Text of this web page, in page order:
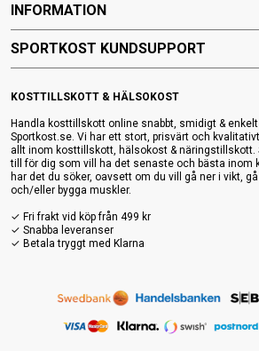
KOSTTILLSKOTT & HÄLSOKOST
Handla kosttillskott online snabbt, smidigt &
Sportkost.se. Vi har ett stort, prisvärt och
allt inom kosttillskott, hälsokost & näringstillskott.
till för dig som vill ha det senaste och bästa inom
har det du söker, oavsett om du vill gå ner i vikt,
och/eller bygga muskler.
✓ Fri frakt vid köp från 499 kr
✓ Snabba leveranser
✓ Betala tryggt med Klarna
INFORMATION
SPORTKOST KUNDSUPPORT